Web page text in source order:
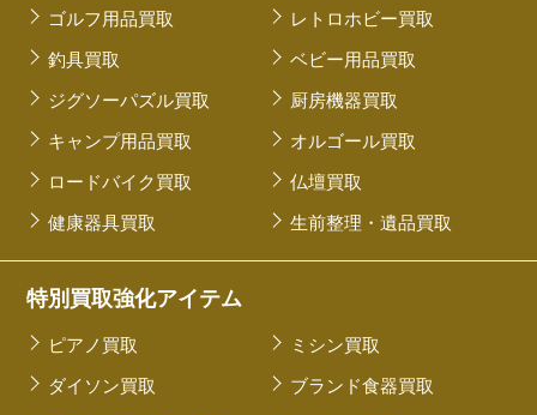
ゴルフ用品買取 レトロホビー買取
釣具買取 ベビー用品買取
ジグソーパズル買取 厨房機器買取
キャンプ用品買取 オルゴール買取
ロードバイク買取 仏壇買取
健康器具買取 生前整理・遺品買取
特別買取強化アイテム
ピアノ買取 ミシン買取
ダイソン買取 ブランド食器買取